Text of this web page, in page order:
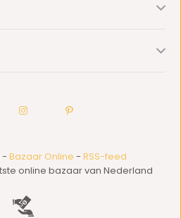
- Bazaar Online - RSS-feed
online bazaar van Nederland